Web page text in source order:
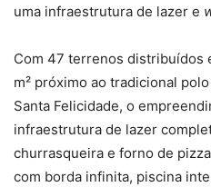
uma infraestrutura de lazer e
Com 47 terrenos distribuídos
m² próximo ao tradicional
Santa Felicidade, o
infraestrutura de lazer
churrasqueira e forno de
com borda infinita, piscina